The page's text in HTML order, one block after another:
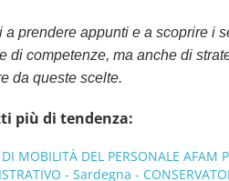
a prendere appunti e a scoprire i
di competenze, ma anche di
da queste scelte.
più di tendenza:
MOBILITÀ DEL PERSONALE AFAM
- Sardegna -